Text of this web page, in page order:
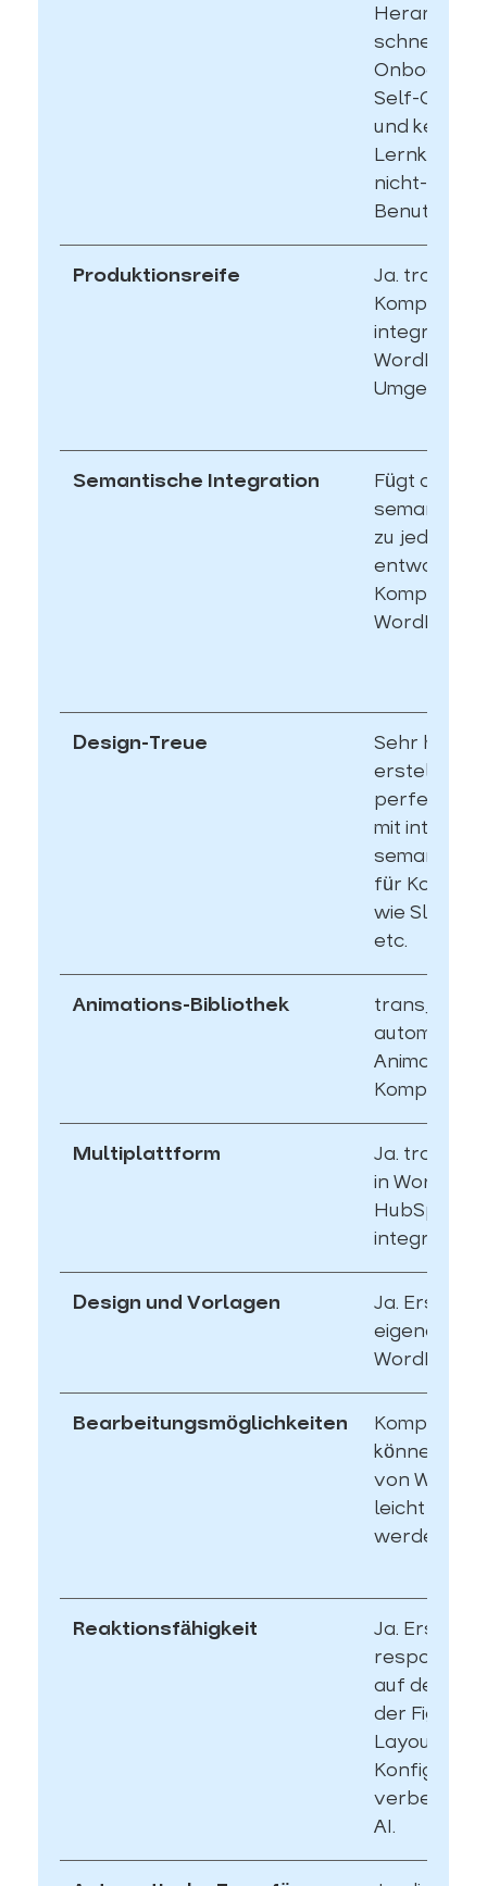
schnelles
Self-
und keine
Lernkurve.
nicht-
Benutzer.
Produktionsreife
Ja.
integriert
WordPress-
Umgebung.
Semantische Integration
Fügt
zu jeder
WordPress
Design-Treue
Sehr hoch.
erstellt zu
perfekte
mit
für
wie Slider,
etc.
Animations-Bibliothek
transjt.ai
Multiplattform
Ja. transjt
in
HubSpot
integrieren.
Design und Vorlagen
Ja. Erstellt
eigenes
WordPress
Bearbeitungsmöglichkeiten
können
von
leicht
werden
Reaktionsfähigkeit
Ja. Erstellt
responsive
auf der
der Figma
Layout-
verbessert
AI.